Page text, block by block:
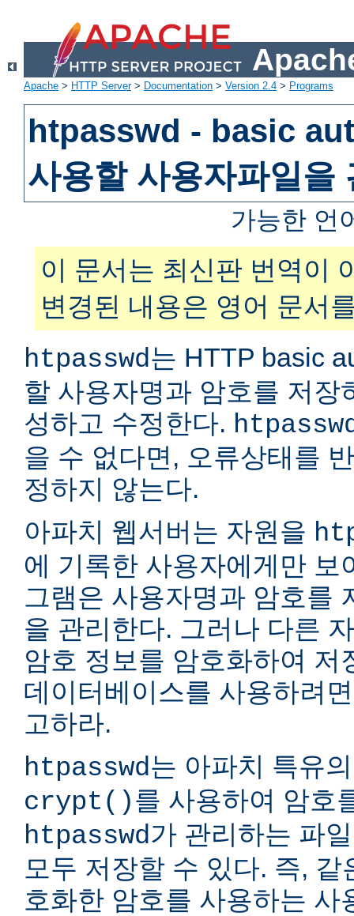
Apache > HTTP Server> Documentation > Version 2.4 > Programs
htpasswd - basic
사용할 사용자파일을
가능한 언
이 문서는 최신판 번역이
변경된 내용은 영어 문서
htpasswd는 HTTP basic
할 사용자명과 암호를 저장
성하고 수정한다.
을 수 없다면, 오류상태를
정하지 않는다.
아파치 웹서버는 자원을
에 기록한 사용자에게만 보
그램은 사용자명과 암호를
을 관리한다. 그러나 다른
암호 정보를 암호화하여 저
데이터베이스를 사용하려
고하라.
htpasswd는 아파치 특유
crypt()를 사용하여 암호
htpasswd가 관리하는 파
모두 저장할 수 있다. 즉,
호화한 암호를 사용하는